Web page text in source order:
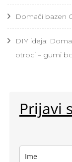
Domači bazen
DIY ideja:
otroci – gumi
Prijavi